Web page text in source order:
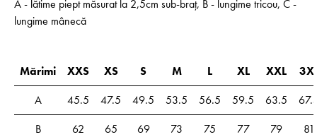
A - lătime piept măsurat la 2,5cm sub-braț, B - lungime tricou, C -
lungime mânecă
Mărimi XXS XS S M L XL XXL
A
45.5 47.5 49.5 53.5 56.5 59.5 63.5
B
62 65 69 73 75 77 79
81